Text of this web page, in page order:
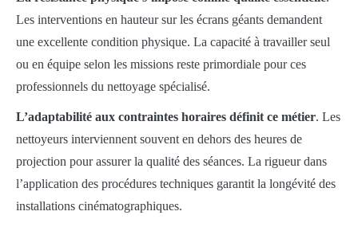
Les interventions en hauteur sur les écrans géants demandent
une excellente condition physique. La capacité à travailler seul
ou en équipe selon les missions reste primordiale pour ces
professionnels du nettoyage spécialisé.
L’adaptabilité aux contraintes horaires définit ce métier. Les
nettoyeurs interviennent souvent en dehors des heures de
projection pour assurer la qualité des séances. La rigueur dans
l’application des procédures techniques garantit la longévité des
installations cinématographiques.